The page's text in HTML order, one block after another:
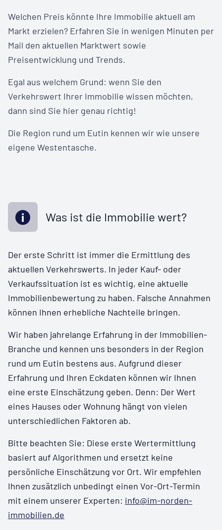
Welchen Preis könnte Ihre Immobilie aktuell am
Markt erzielen? Erfahren Sie in wenigen Minuten per
Mail den aktuellen Marktwert sowie
Preisentwicklung und Trends.
Egal aus welchem Grund: wenn Sie den
Verkehrswert Ihrer Immobilie wissen möchten,
dann sind Sie hier genau richtig!
Die Region rund um Eutin kennen wir wie unsere
eigene Westentasche.
Was ist die Immobilie wert?
Der erste Schritt ist immer die Ermittlung des
aktuellen Verkehrswerts. In jeder Kauf- oder
Verkaufssituation ist es wichtig, eine aktuelle
Immobilienbewertung zu haben. Falsche Annahmen
können Ihnen erhebliche Nachteile bringen.
Wir haben jahrelange Erfahrung in der Immobilien-
Branche und kennen uns besonders in der Region
rund um Eutin bestens aus. Aufgrund dieser
Erfahrung und Ihren Eckdaten können wir Ihnen
eine erste Einschätzung geben. Denn: Der Wert
eines Hauses oder Wohnung hängt von vielen
unterschiedlichen Faktoren ab.
Bitte beachten Sie: Diese erste Wertermittlung
basiert auf Algorithmen und ersetzt keine
persönliche Einschätzung vor Ort. Wir empfehlen
Ihnen zusätzlich unbedingt einen Vor-Ort-Termin
mit einem unserer Experten: info@im-norden-
immobilien.de